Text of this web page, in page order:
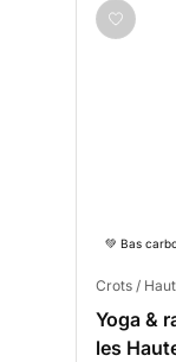
💚 Bas
Crots /
Yoga &
les